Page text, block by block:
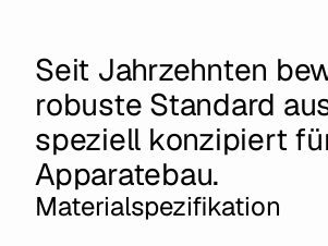
Seit Jahrzehnten
robuste Standard
speziell konzipiert
Apparatebau.
Materialspezifikation